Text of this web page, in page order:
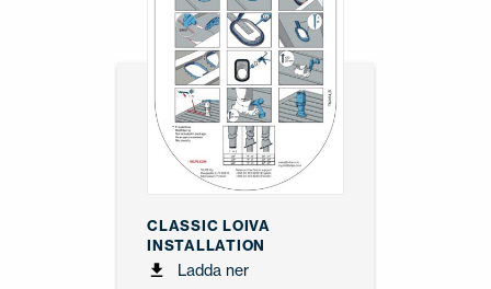
CLASSIC LOIVA
INSTALLATION
Ladda ner